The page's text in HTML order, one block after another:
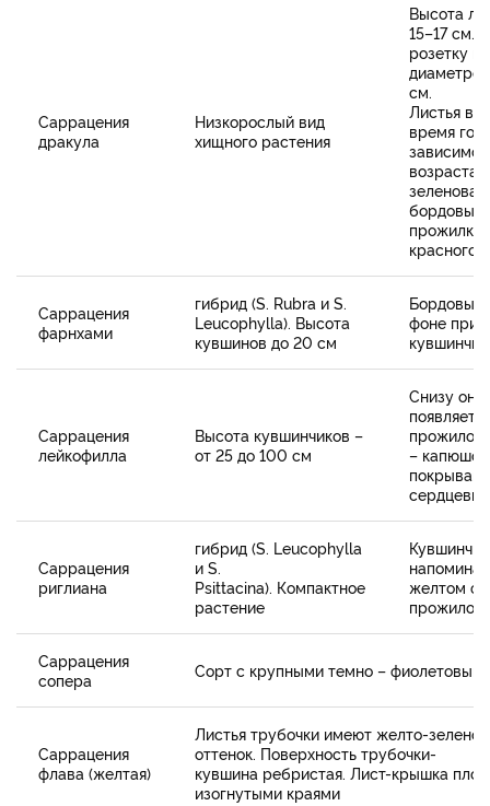
Саррацения
дракула
Низкорослый вид
хищного растения
Высота
15–17 см.
розетку
см.
Листья в
время
возраста
красного
Саррацения
фарнхами
гибрид (S. Rubra и S.
Leucophylla). Высота
кувшинов до 20 см
Бордовые
фоне
Саррацения
лейкофилла
Высота кувшинчиков –
от 25 до 100 см
Снизу они
–
Саррацения
риглиана
гибрид (S. Leucophylla
и S.
Psittacina). Компактное
растение
желтом
прожилок
Саррацения
сопера
Сорт с крупными темно –
Саррацения
флава (желтая)
Листья трубочки имеют желто-
оттенок. Поверхность трубочки-
кувшина ребристая. Лист-крышка
изогнутыми краями